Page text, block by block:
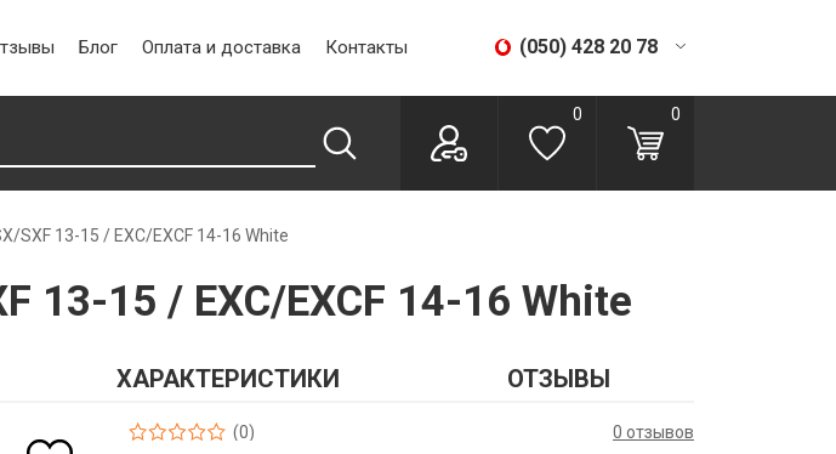
Блог Оплата и доставка Контакты (050) 428 20 78
(067) 293 28 56
0 0
SXF 13-15 / EXC/EXCF 14-16 White
13-15 / EXC/EXCF 14-16 White
ХАРАКТЕРИСТИКИ ОТЗЫВЫ
(0) 0 отзывов